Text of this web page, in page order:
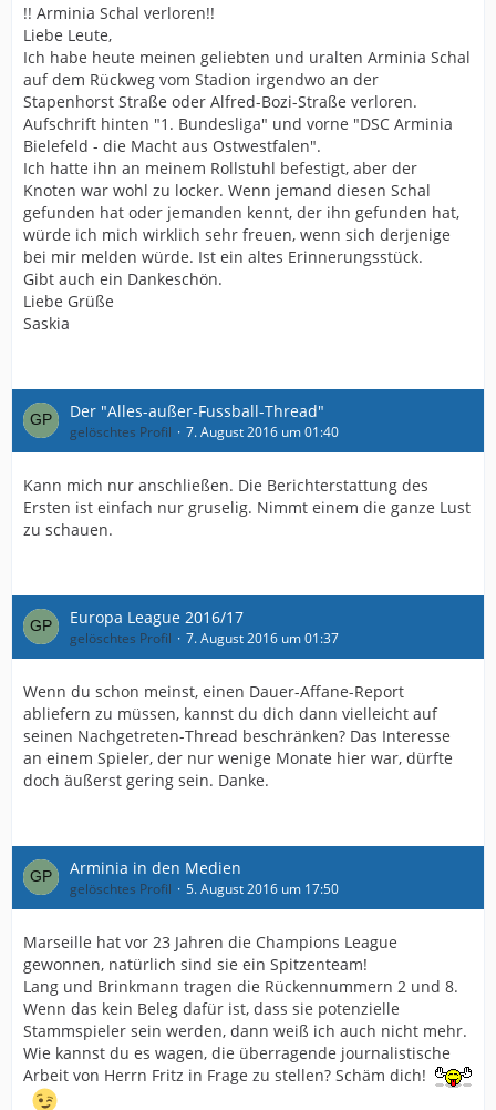
!! Arminia Schal verloren!!
Liebe Leute,
Ich habe heute meinen geliebten und uralten Arminia Schal
auf dem Rückweg vom Stadion irgendwo an der
Stapenhorst Straße oder Alfred-Bozi-Straße verloren.
Aufschrift hinten "1. Bundesliga" und vorne "DSC Arminia
Bielefeld - die Macht aus Ostwestfalen".
Ich hatte ihn an meinem Rollstuhl befestigt, aber der
Knoten war wohl zu locker. Wenn jemand diesen Schal
gefunden hat oder jemanden kennt, der ihn gefunden hat,
würde ich mich wirklich sehr freuen, wenn sich derjenige
bei mir melden würde. Ist ein altes Erinnerungsstück.
Gibt auch ein Dankeschön.
Liebe Grüße
Saskia
Der "Alles-außer-Fussball-Thread"
gelöschtes Profil 7. August 2016 um 01:40
Kann mich nur anschließen. Die Berichterstattung des
Ersten ist einfach nur gruselig. Nimmt einem die ganze Lust
zu schauen.
Europa League 2016/17
gelöschtes Profil 7. August 2016 um 01:37
Wenn du schon meinst, einen Dauer-Affane-Report
abliefern zu müssen, kannst du dich dann vielleicht auf
seinen Nachgetreten-Thread beschränken? Das Interesse
an einem Spieler, der nur wenige Monate hier war, dürfte
doch äußerst gering sein. Danke.
Arminia in den Medien
gelöschtes Profil 5. August 2016 um 17:50
Marseille hat vor 23 Jahren die Champions League
gewonnen, natürlich sind sie ein Spitzenteam!
Lang und Brinkmann tragen die Rückennummern 2 und 8.
Wenn das kein Beleg dafür ist, dass sie potenzielle
Stammspieler sein werden, dann weiß ich auch nicht mehr.
Wie kannst du es wagen, die überragende journalistische
Arbeit von Herrn Fritz in Frage zu stellen? Schäm dich!